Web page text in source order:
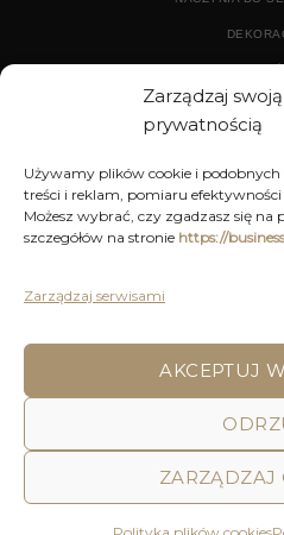
Zarządzaj swoją
prywatnością
Używamy plików cookie i
treści i reklam, pomiaru
Możesz wybrać, czy zgadzasz się na
szczegółów na stronie https://
Zarządzaj serwisami
AKCEPTUJ
ZARZĄDZAJ
POLITYKA PRYWATNOŚCI
DECOR
Decor & You | Home